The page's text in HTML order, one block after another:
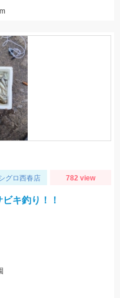
グロ西春店 782 view
キ釣り！！